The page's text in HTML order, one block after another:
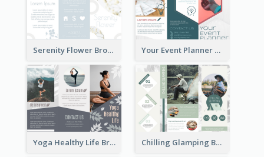
Serenity Flower Brochure Your Event Planner Brochure
Yoga Healthy Life Brochure Chilling Glamping Brochure